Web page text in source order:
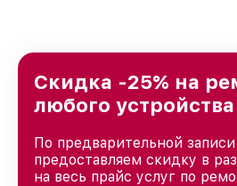
Скидка -25% на
любого устройства
По предварительной
предоставляем скидку в
на весь прайс услуг по